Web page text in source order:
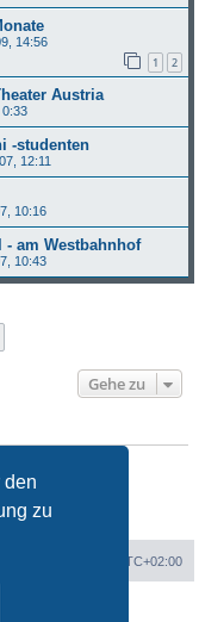
den
zu
14:56
1 2
Austria
0:33
-studenten
12:11
10:16
- am Westbahnhof
10:43
Gehe zu
UTC+02:00
Limited